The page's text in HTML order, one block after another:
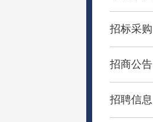
招标采购
招商公告
招聘信息